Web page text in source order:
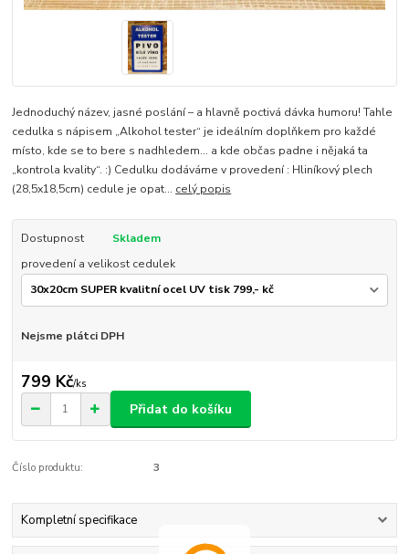
Jednoduchý název, jasné poslání – a hlavně poctivá dávka humoru! Tahle
cedulka s nápisem „Alkohol tester“ je ideálním doplňkem pro každé
místo, kde se to bere s nadhledem… a kde občas padne i nějaká ta
„kontrola kvality“. :) Cedulku dodáváme v provedení : Hliníkový plech
(28,5x18,5cm) cedule je opat... celý popis
Dostupnost
Skladem
provedení a velikost cedulek
Nejsme plátci DPH
799 Kč/ks
Přidat do košíku
Číslo produktu: 3
Kompletní specifikace